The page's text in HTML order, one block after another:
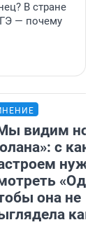
В стране
— почему
видим
с
она не
как